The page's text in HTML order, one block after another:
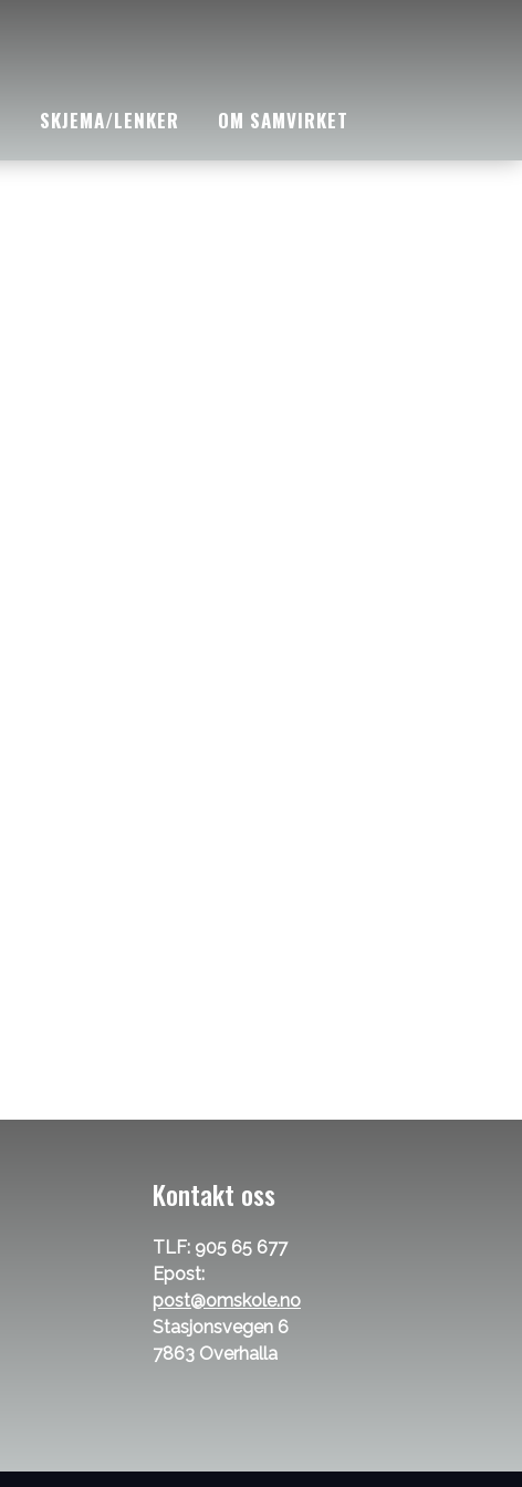
SKJEMA/LENKER OM SAMVIRKET
Kontakt oss
TLF: 905 65 677
Epost:
post@omskole.no
Stasjonsvegen 6
7863 Overhalla